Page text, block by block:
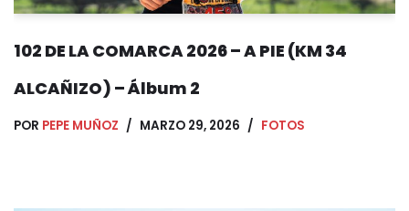
102 DE LA COMARCA 2026 – A PIE (KM 34
ALCAÑIZO) – Álbum 2
POR PEPE MUÑOZ MARZO 29, 2026 FOTOS